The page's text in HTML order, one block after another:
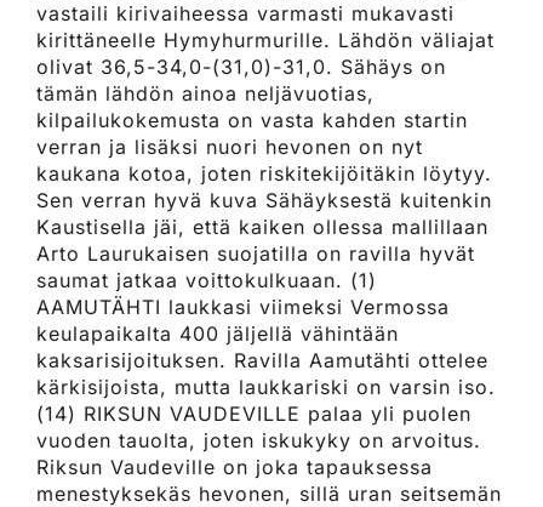
vastaili kirivaiheessa varmasti mukavasti
kirittäneelle Hymyhurmurille. Lähdön väliajat
olivat 36,5-34,0-(31,0)-31,0. Sähäys on
tämän lähdön ainoa neljävuotias,
kilpailukokemusta on vasta kahden startin
verran ja lisäksi nuori hevonen on nyt
kaukana kotoa, joten riskitekijöitäkin löytyy.
Sen verran hyvä kuva Sähäyksestä kuitenkin
Kaustisella jäi, että kaiken ollessa mallillaan
Arto Laurukaisen suojatilla on ravilla hyvät
saumat jatkaa voittokulkuaan. (1)
AAMUTÄHTI laukkasi viimeksi Vermossa
keulapaikalta 400 jäljellä vähintään
kaksarisijoituksen. Ravilla Aamutähti ottelee
kärkisijoista, mutta laukkariski on varsin iso.
(14) RIKSUN VAUDEVILLE palaa yli puolen
vuoden tauolta, joten iskukyky on arvoitus.
Riksun Vaudeville on joka tapauksessa
menestyksekäs hevonen, sillä uran seitsemän